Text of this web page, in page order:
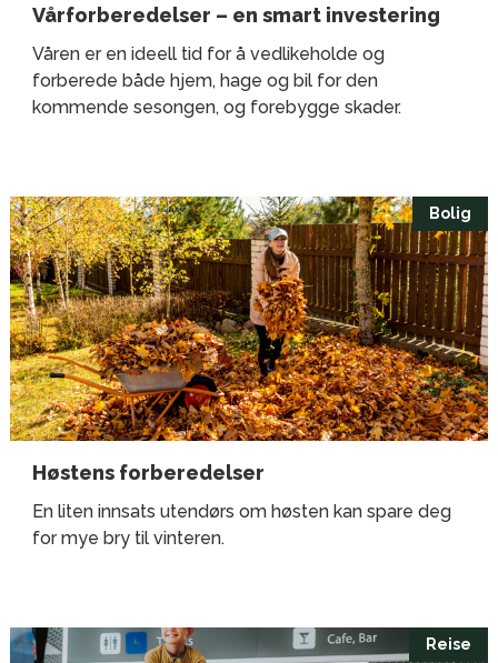
Vårforberedelser – en smart investering
Våren er en ideell tid for å vedlikeholde og
forberede både hjem, hage og bil for den
kommende sesongen, og forebygge skader.
Bolig
Høstens forberedelser
En liten innsats utendørs om høsten kan spare deg
for mye bry til vinteren.
Reise